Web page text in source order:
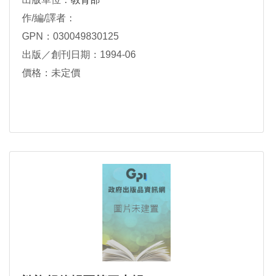
作/編/譯者：
GPN：030049830125
出版／創刊日期：1994-06
價格：未定價